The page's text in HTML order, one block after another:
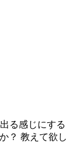
る感じにする
？ 教えて欲し